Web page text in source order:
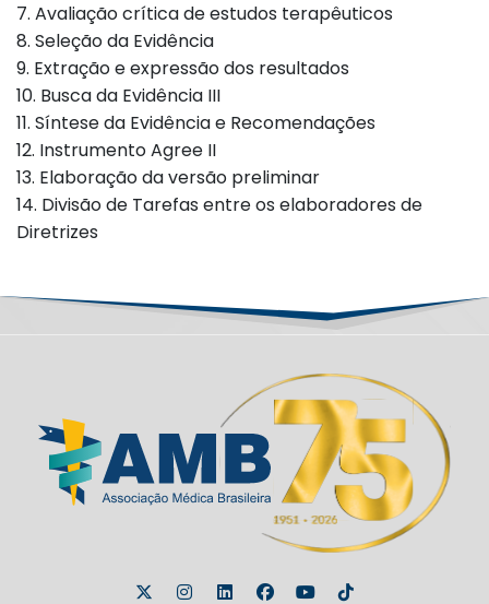
7. Avaliação crítica de estudos terapêuticos
8. Seleção da Evidência
9. Extração e expressão dos resultados
10. Busca da Evidência III
11. Síntese da Evidência e Recomendações
12. Instrumento Agree II
13. Elaboração da versão preliminar
14. Divisão de Tarefas entre os elaboradores de
Diretrizes